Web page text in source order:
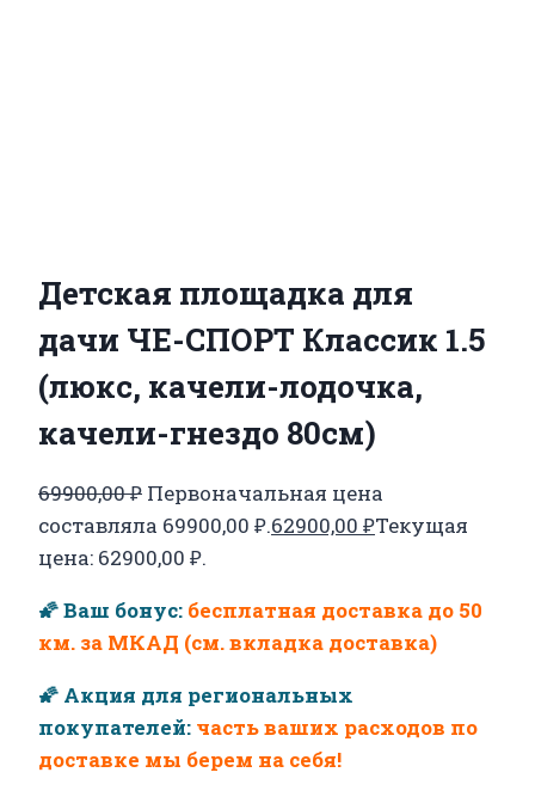
Детская площадка для
дачи ЧЕ-СПОРТ Классик 1.5
(люкс, качели-лодочка,
качели-гнездо 80см)
69900,00₽ Первоначальная цена
составляла 69900,00 ₽.62900,00 ₽Текущая
цена: 62900,00 ₽.
🌠 Ваш бонус: бесплатная доставка до 50
км. за МКАД (см. вкладка доставка)
🌠 Акция для региональных
покупателей: часть ваших расходов по
доставке мы берем на себя!